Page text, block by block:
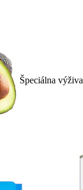
Špeciálna výživa